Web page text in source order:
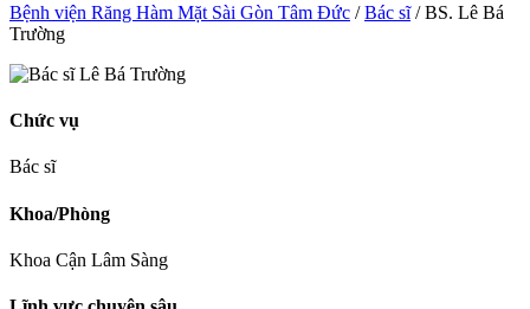
Bệnh viện Răng Hàm Mặt Sài Gòn Tâm Đức /Bác sĩ/BS. Lê Bá
Trường
Chức vụ
Bác sĩ
Khoa/Phòng
Khoa Cận Lâm Sàng